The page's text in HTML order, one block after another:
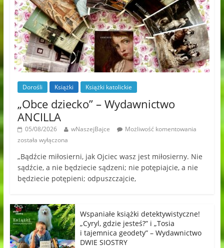
Dorośli Książki Książki katolickie
„Obce dziecko” – Wydawnictwo
ANCILLA
05/08/2026 wNaszejBajce
Możliwość komentowania
została wyłączona
„Bądźcie miłosierni, jak Ojciec wasz jest miłosierny. Nie
sądźcie, a nie będziecie sądzeni; nie potępiajcie, a nie
będziecie potępieni; odpuszczajcie,
Wspaniałe książki detektywistyczne!
„Cyryl, gdzie jesteś?” i „Tosia
i tajemnica geodety” – Wydawnictwo
DWIE SIOSTRY